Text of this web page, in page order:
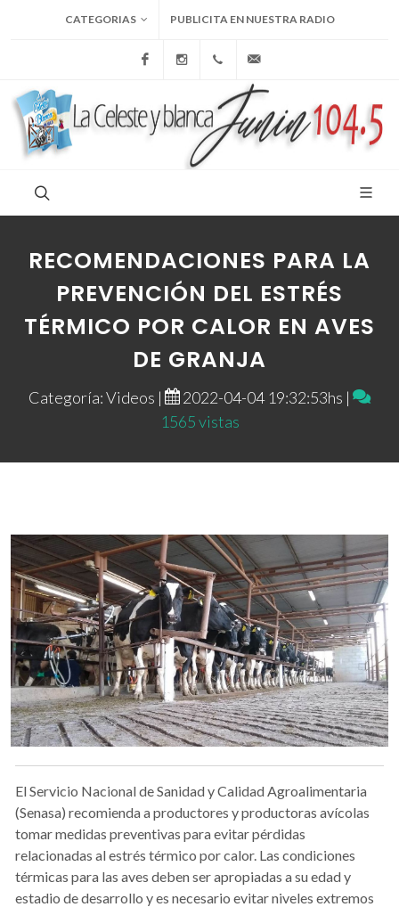
CATEGORIAS PUBLICITA EN NUESTRA RADIO
FacebookInstagram+54 9 236 465-4833
RECOMENDACIONES PARA LA
PREVENCIÓN DEL ESTRÉS
TÉRMICO POR CALOR EN AVES
DE GRANJA
Categoría: Videos |
2022-04-04 19:32:53hs |
1565 vistas
El Servicio Nacional de Sanidad y Calidad Agroalimentaria
(Senasa) recomienda a productores y productoras avícolas
tomar medidas preventivas para evitar pérdidas
relacionadas al estrés térmico por calor. Las condiciones
térmicas para las aves deben ser apropiadas a su edad y
estadio de desarrollo y es necesario evitar niveles extremos